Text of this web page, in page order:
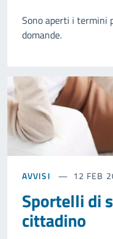
Sono aperti i termini
domande.
AVVISI 12 FEB
Sportelli di
cittadino